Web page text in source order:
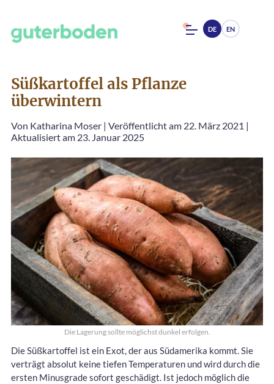
DE EN
Süßkartoffel als Pflanze
überwintern
Von Katharina Moser | Veröffentlicht am 22. März 2021 |
Aktualisiert am 23. Januar 2025
Die Lagerung sollte möglichst dunkel erfolgen.
Die Süßkartoffel ist ein Exot, der aus Südamerika kommt. Sie
verträgt absolut keine tiefen Temperaturen und wird durch die
ersten Minusgrade sofort geschädigt. Ist jedoch möglich die